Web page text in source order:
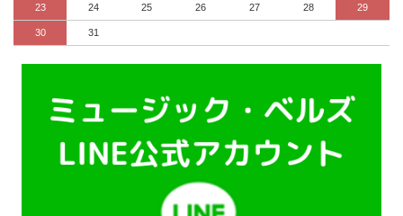
23 24 25 26 27 28 29
30 31